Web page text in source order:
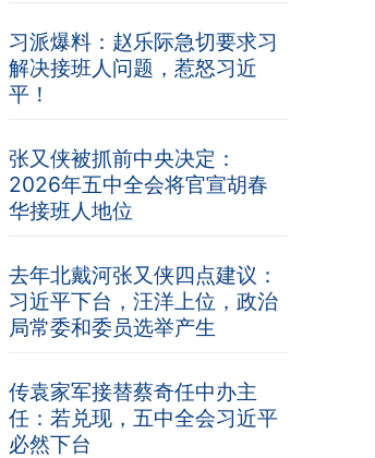
习派爆料：赵乐际急切要求习
解决接班人问题，惹怒习近
平！
张又侠被抓前中央决定：
2026年五中全会将官宣胡春
华接班人地位
去年北戴河张又侠四点建议：
习近平下台，汪洋上位，政治
局常委和委员选举产生
传袁家军接替蔡奇任中办主
任：若兑现，五中全会习近平
必然下台